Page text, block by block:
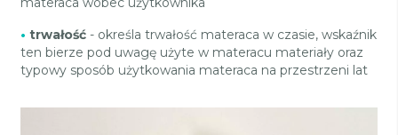
• trwałość - określa trwałość materaca w czasie, wskaźnik
ten bierze pod uwagę użyte w materacu materiały oraz
typowy sposób użytkowania materaca na przestrzeni lat